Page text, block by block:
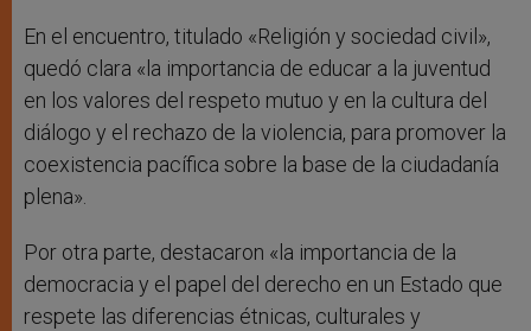
En el encuentro, titulado «Religión y sociedad civil»,
quedó clara «la importancia de educar a la juventud
en los valores del respeto mutuo y en la cultura del
diálogo y el rechazo de la violencia, para promover la
coexistencia pacífica sobre la base de la ciudadanía
plena».
Por otra parte, destacaron «la importancia de la
democracia y el papel del derecho en un Estado que
respete las diferencias étnicas, culturales y